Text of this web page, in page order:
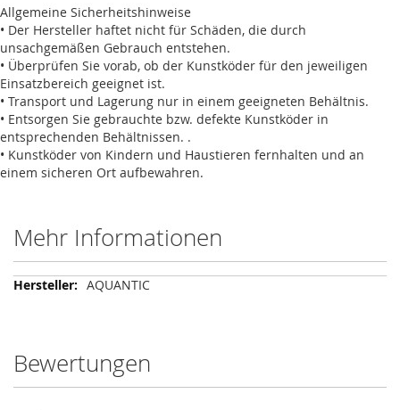
Allgemeine Sicherheitshinweise
• Der Hersteller haftet nicht für Schäden, die durch
unsachgemäßen Gebrauch entstehen.
• Überprüfen Sie vorab, ob der Kunstköder für den jeweiligen
Einsatzbereich geeignet ist.
• Transport und Lagerung nur in einem geeigneten Behältnis.
• Entsorgen Sie gebrauchte bzw. defekte Kunstköder in
entsprechenden Behältnissen. .
• Kunstköder von Kindern und Haustieren fernhalten und an
einem sicheren Ort aufbewahren.
Mehr Informationen
Mehr
AQUANTIC
Bewertungen